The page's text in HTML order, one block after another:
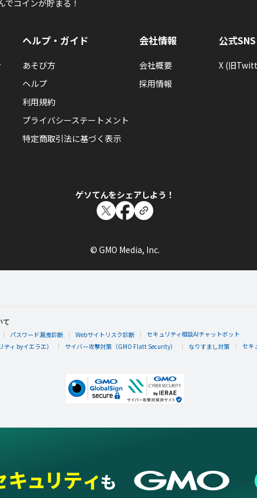
でコインが貯まる！
ヘルプ・ガイド
あそび方
ヘルプ
利用規約
プライバシーステートメント
特定商取引法に基づく表示
会社情報
会社概要
採用情報
公式SNS
X (旧
ゲソてんをシェアしよう！
© GMO Media, Inc.
て
パスワード漏洩診断 Webサイトリスク診断
セキュリティ相談AIチャットボット
ィ byイエラエ） サイバー攻撃対策（GMO Flatt Security） なりすまし対策 セキ